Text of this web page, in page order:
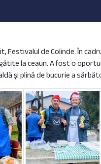
Festivalul de Colinde. În
la ceaun. A fost o
și plină de bucurie a